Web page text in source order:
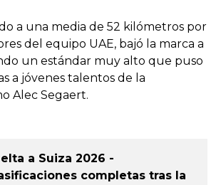
a una media de 52 kilómetros por
del equipo UAE, bajó la marca a
un estándar muy alto que puso
a jóvenes talentos de la
Alec Segaert.
a Suiza 2026 -
completas tras la